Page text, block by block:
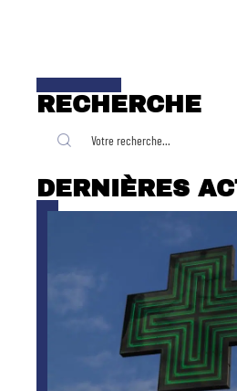
RECHERCHE
DERNIÈRES